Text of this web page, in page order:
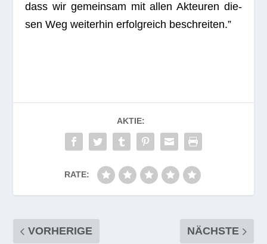
dass wir gemein­sam mit allen Akteu­ren die­
sen Weg wei­ter­hin erfolg­reich beschreiten.”
AKTIE:
RATE:
VORHERIGE NÄCHSTE